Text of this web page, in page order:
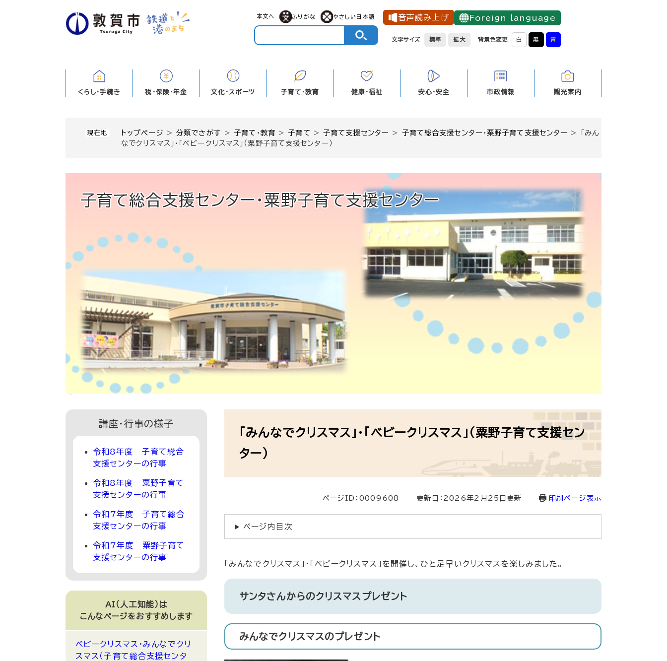
メニューを飛ばして本文へ
本文へ ふりがな やさしい日本語 音声読み上げ Foreign language
文字サイズ 標準 拡大 背景色変更 白 黒 青
くらし・手続き 税・保険・年金 文化・スポーツ 子育て・教育 健康・福祉 安心・安全 市政情報 観光案内
現在地 トップページ >分類でさがす >子育て・教育 >子育て >子育て支援センター > 子育て総合支援センター・粟野子育て支援センター >
「みん
なでクリスマス」・「ベビークリスマス」（粟野子育て支援センター）
子育て総合支援センター・粟野子育て支援センター
「みんなでクリスマス」・「ベビークリスマス」（粟野子育て支援セン
ター）
ページID：0009608 更新日：2026年2月25日更新 印刷ページ表示
ページ内目次
「みんなでクリスマス」・「ベビークリスマス」を開催し、ひと足早いクリスマスを楽しみました。
サンタさんからのクリスマスプレゼント
みんなでクリスマスのプレゼント
講座・行事の様子
令和8年度 子育て総合
支援センターの行事
令和8年度 粟野子育て
支援センターの行事
令和7年度 子育て総合
支援センターの行事
令和7年度 粟野子育て
支援センターの行事
AI（人工知能）は
こんなページをおすすめします
ベビークリスマス・みんなでクリ
スマス（子育て総合支援センタ